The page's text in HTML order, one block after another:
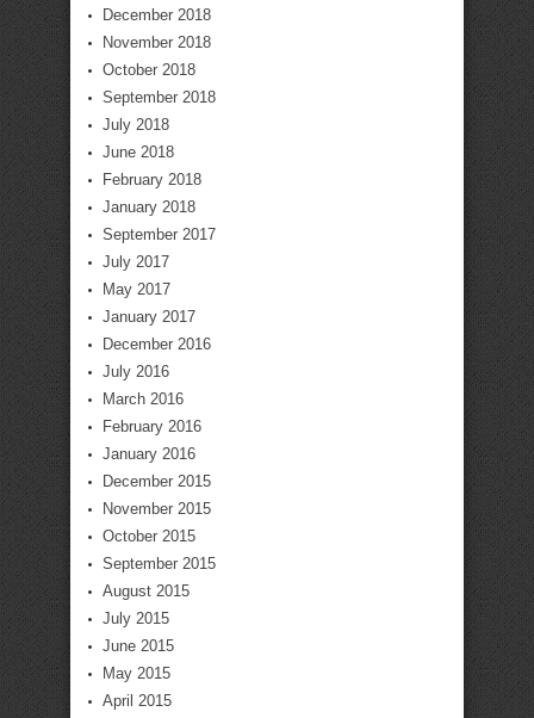
December 2018
November 2018
October 2018
September 2018
July 2018
June 2018
February 2018
January 2018
September 2017
July 2017
May 2017
January 2017
December 2016
July 2016
March 2016
February 2016
January 2016
December 2015
November 2015
October 2015
September 2015
August 2015
July 2015
June 2015
May 2015
April 2015